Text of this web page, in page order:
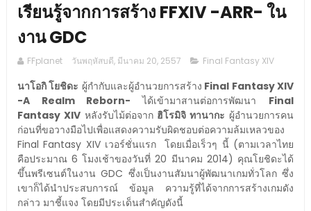
เรียนรู้จากการสร้าง FFXIV -ARR- ใน
งาน GDC
FFplanet วันพฤหัสบดี, มีนาคม 20, 2557 Final Fantasy XIV
นาโอกิ โยชิดะ ผู้กำกับและผู้อำนวยการสร้าง Final Fantasy XIV
-A Realm Reborn-ได้เข้ามาสานต่อการพัฒนา Final
Fantasy XIVหลังรับไม้ต่อจาก ฮิโรมิจิ ทานากะ ผู้อำนวยการคน
ก่อนที่ขอวางมือไปเพื่อแสดงความรับผิดชอบต่อความล้มเหลวของ
Final Fantasy XIV เวอร์ชั่นแรก โดยเมื่อเร็วๆ นี้ (ตามเวลาไทย
คือประมาณ 6 โมงเช้าของวันที่ 20 มีนาคม 2014) คุณโยชิดะได้
ขึ้นพรีเซนต์ในงาน GDC ซึ่งเป็นงานสัมนาผู้พัฒนาเกมทั่วโลก ซึ่ง
เขาก็ได้นำประสบการณ์ ข้อมูล ความรู้ที่ได้จากการสร้างเกมดัง
กล่าว มาชี้แจง โดยมีประเด็นสำคัญดังนี้